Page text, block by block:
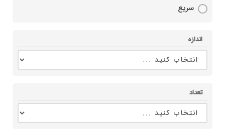
سریع
اندازه
تعداد